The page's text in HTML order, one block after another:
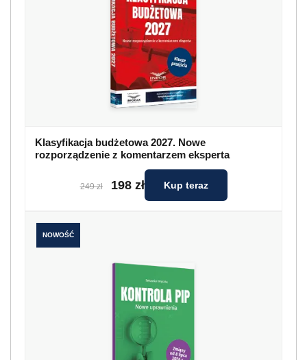
Klasyfikacja budżetowa 2027. Nowe
rozporządzenie z komentarzem eksperta
249 zł 198 zł Kup teraz
NOWOŚĆ